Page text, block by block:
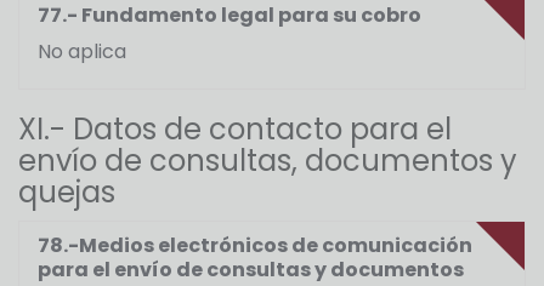
77.- Fundamento legal para su cobro
No aplica
XI.- Datos de contacto para el
envío de consultas, documentos y
quejas
78.-Medios electrónicos de comunicación
para el envío de consultas y documentos